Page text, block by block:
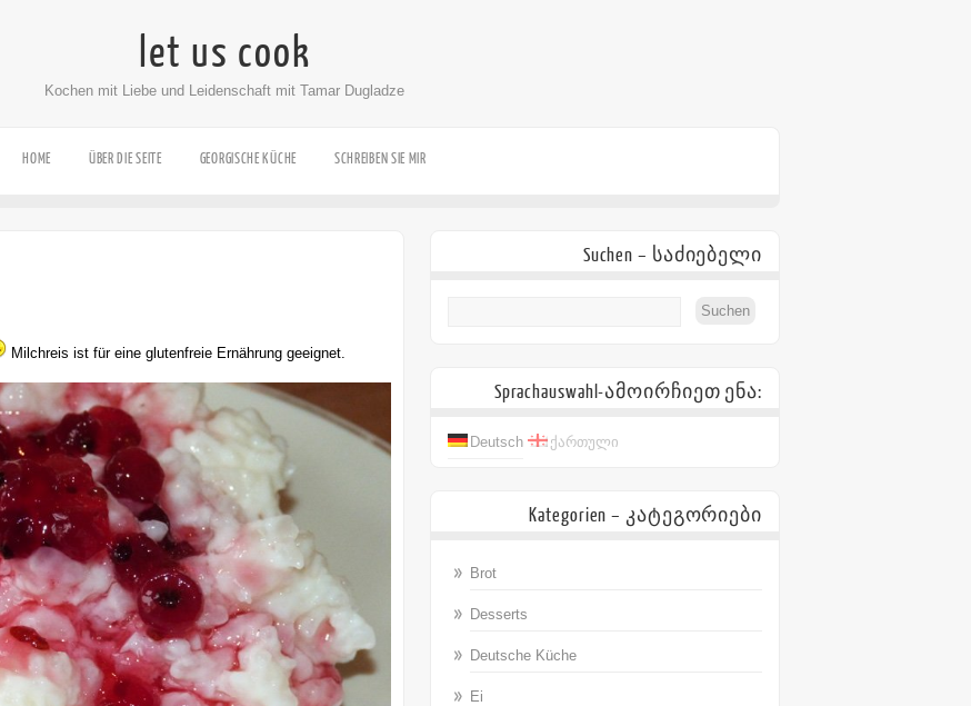
let us cook
Kochen mit Liebe und Leidenschaft mit Tamar Dugladze
HOME ÜBER DIE SEITE GEORGISCHE KÜCHE SCHREIBEN SIE MIR
Milchreis ist für eine glutenfreie Ernährung geeignet.
Suchen – საძიებელი
Sprachauswahl-ამოირჩიეთ ენა:
Deutsch ქართული
Kategorien – კატეგორიები
Brot
Desserts
Deutsche Küche
Ei